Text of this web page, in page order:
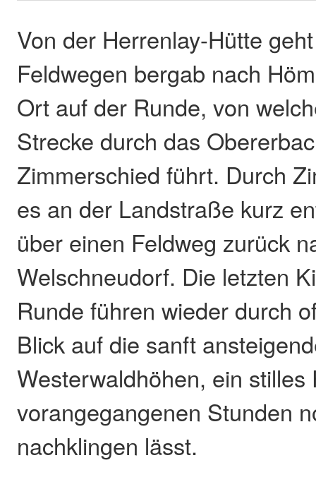
Von der Herrenlay-Hütte
Feldwegen bergab nach
Ort auf der Runde, von
Strecke durch das
Zimmerschied führt. Durch
es an der Landstraße kurz
über einen Feldweg zurück
Welschneudorf. Die letzten
Runde führen wieder durch
Blick auf die sanft
Westerwaldhöhen, ein stilles
vorangegangenen Stunden
nachklingen lässt.